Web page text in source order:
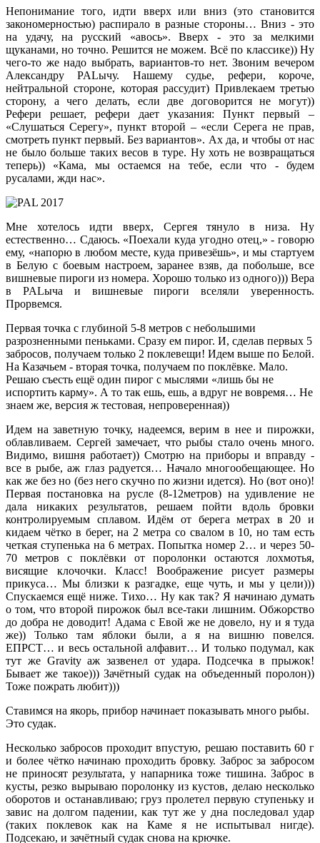
Непонимание того, идти вверх или вниз (это становится
закономерностью) распирало в разные стороны… Вниз - это
на удачу, на русский «авось». Вверх - это за мелкими
щуканами, но точно. Решится не можем. Всё по классике)) Ну
чего-то же надо выбрать, вариантов-то нет. Звоним вечером
Александру PALычу. Нашему судье, рефери, короче,
нейтральной стороне, которая рассудит) Привлекаем третью
сторону, а чего делать, если две договорится не могут))
Рефери решает, рефери дает указания: Пункт первый –
«Слушаться Серегу», пункт второй – «если Серега не прав,
смотреть пункт первый. Без вариантов». Ах да, и чтобы от нас
не было больше таких весов в туре. Ну хоть не возвращаться
теперь)) «Кама, мы остаемся на тебе, если что - будем
русалами, жди нас».
Мне хотелось идти вверх, Сергея тянуло в низа. Ну
естественно… Сдаюсь. «Поехали куда угодно отец,» - говорю
ему, «напорю в любом месте, куда привезёшь», и мы стартуем
в Белую с боевым настроем, заранее взяв, да побольше, все
вишневые пироги из номера. Хорошо только из одного))) Вера
в PALыча и вишневые пироги вселяли уверенность.
Прорвемся.
Первая точка с глубиной 5-8 метров с небольшими
разрозненными пеньками. Сразу ем пирог. И, сделав первых 5
забросов, получаем только 2 поклевещи! Идем выше по Белой.
На Казачьем - вторая точка, получаем по поклёвке. Мало.
Решаю съесть ещё один пирог с мыслями «лишь бы не
испортить карму». А то так ешь, ешь, а вдруг не вовремя… Не
знаем же, версия ж тестовая, непроверенная))
Идем на заветную точку, надеемся, верим в нее и пирожки,
облавливаем. Сергей замечает, что рыбы стало очень много.
Видимо, вишня работает)) Смотрю на приборы и вправду -
все в рыбе, аж глаз радуется… Начало многообещающее. Но
как же без но (без него скучно по жизни идется). Но (вот оно)!
Первая постановка на русле (8-12метров) на удивление не
дала никаких результатов, решаем пойти вдоль бровки
контролируемым сплавом. Идём от берега метрах в 20 и
кидаем чётко в берег, на 2 метра со свалом в 10, но там есть
четкая ступенька на 6 метрах. Попытка номер 2… и через 50-
70 метров с поклёвки от поролонки остаются лохмотья,
висящие клочочки. Класс! Воображение рисует размеры
прикуса… Мы близки к разгадке, еще чуть, и мы у цели)))
Спускаемся ещё ниже. Тихо… Ну как так? Я начинаю думать
о том, что второй пирожок был все-таки лишним. Обжорство
до добра не доводит! Адама с Евой же не довело, ну и я туда
же)) Только там яблоки были, а я на вишню повелся.
ЕПРСТ… и весь остальной алфавит… И только подумал, как
тут же Gravity аж зазвенел от удара. Подсечка в прыжок!
Бывает же такое))) Зачётный судак на объеденный поролон))
Тоже пожрать любит)))
Ставимся на якорь, прибор начинает показывать много рыбы.
Это судак.
Несколько забросов проходит впустую, решаю поставить 60 г
и более чётко начинаю проходить бровку. Заброс за забросом
не приносят результата, у напарника тоже тишина. Заброс в
кусты, резко вырываю поролонку из кустов, делаю несколько
оборотов и останавливаю; груз пролетел первую ступеньку и
завис на долгом падении, как тут же у дна последовал удар
(таких поклевок как на Каме я не испытывал нигде).
Подсекаю, и зачётный судак снова на крючке.